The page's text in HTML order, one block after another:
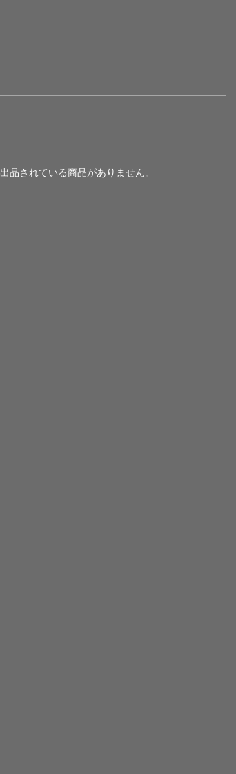
出品されている商品がありません。